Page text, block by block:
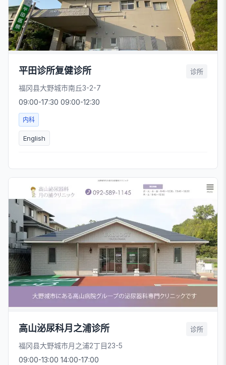
平田诊所复健诊所 诊所
福冈县大野城市南丘3-2-7
09:00-17:30 09:00-12:30
内科
English
高山泌尿科月之浦诊所 诊所
福冈县大野城市月之浦2丁目23-5
09:00-13:00 14:00-17:00